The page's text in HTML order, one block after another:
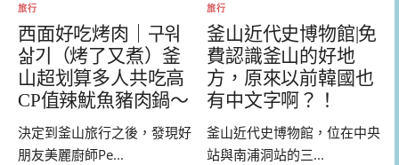
旅行
西面好吃烤肉｜구워
삶기（烤了又煮）釜
山超划算多人共吃高
CP值辣魷魚豬肉鍋～
決定到釜山旅行之後，發現好
朋友美麗廚師Pe...
旅行
釜山近代史博物館|免
費認識釜山的好地
方，原來以前韓國也
有中文字啊？！
釜山近代史博物館，位在中央
站與南浦洞站的三...